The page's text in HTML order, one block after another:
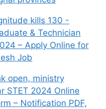
kills 130 -
& Technician
– Apply Online for
Job
open, ministry
STET 2024 Online
– Notification PDF,